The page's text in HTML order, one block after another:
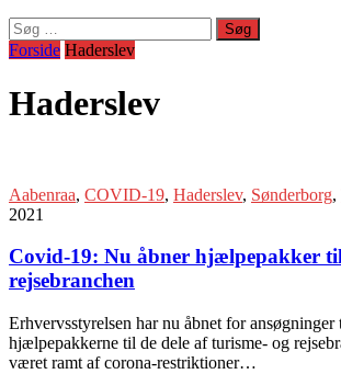
Søg
efter:
Forside Haderslev
Haderslev
Aabenraa, COVID-19, Haderslev, Sønderborg,
2021
Covid-19: Nu åbner hjælpepakker
rejsebranchen
Erhvervsstyrelsen har nu åbnet for ansøgninger
hjælpepakkerne til de dele af turisme- og
været ramt af corona-restriktioner…